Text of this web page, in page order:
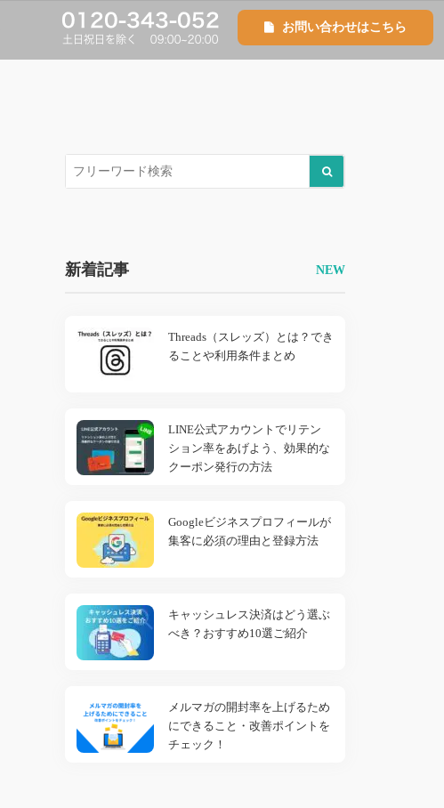
お問い合わせはこちら
新着記事
Threads（スレッズ）とは？でき
ることや利用条件まとめ
LINE公式アカウントでリテン
ション率をあげよう、効果的な
クーポン発行の方法
Googleビジネスプロフィールが
集客に必須の理由と登録方法
キャッシュレス決済はどう選ぶ
べき？おすすめ10選ご紹介
メルマガの開封率を上げるため
にできること・改善ポイントを
チェック！